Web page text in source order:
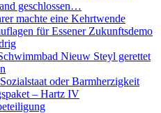
geschlossen…
machte eine Kehrtwende
für Essener Zukunftsdemo
Nieuw Steyl gerettet
oder Barmherzigkeit
– Hartz IV